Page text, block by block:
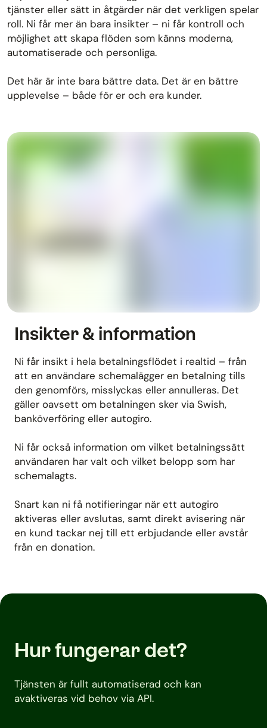
tjänster eller sätt in åtgärder när det verkligen spelar
roll. Ni får mer än bara insikter – ni får kontroll och
möjlighet att skapa flöden som känns moderna,
automatiserade och personliga.
Det här är inte bara bättre data. Det är en bättre
upplevelse – både för er och era kunder.
Insikter & information
Ni får insikt i hela betalningsflödet i realtid – från
att en användare schemalägger en betalning tills
den genomförs, misslyckas eller annulleras. Det
gäller oavsett om betalningen sker via Swish,
banköverföring eller autogiro.
Ni får också information om vilket betalningssätt
användaren har valt och vilket belopp som har
schemalagts.
Snart kan ni få notifieringar när ett autogiro
aktiveras eller avslutas, samt direkt avisering när
en kund tackar nej till ett erbjudande eller avstår
från en donation.
Hur fungerar det?
Tjänsten är fullt automatiserad och kan
avaktiveras vid behov via API.